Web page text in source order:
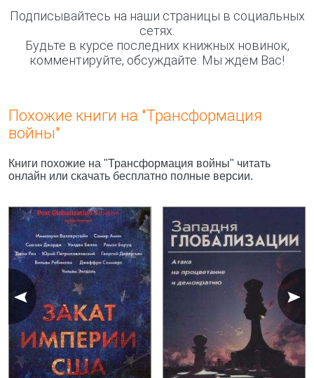
Подписывайтесь на наши страницы в социальных
сетях.
Будьте в курсе последних книжных новинок,
комментируйте, обсуждайте. Мы ждём Вас!
Похожие книги на "Трансформация
войны"
Книги похожие на "Трансформация войны" читать
онлайн или скачать бесплатно полные версии.